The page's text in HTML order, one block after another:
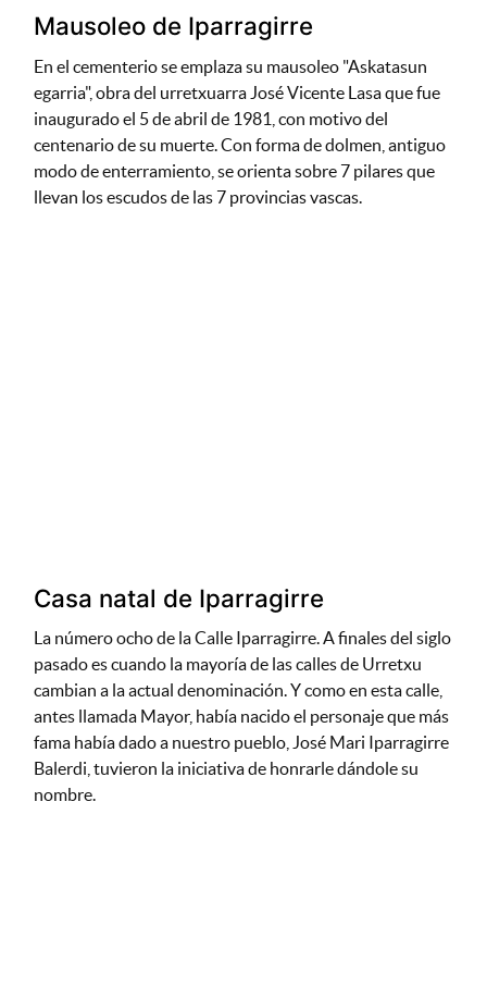
Mausoleo de Iparragirre
En el cementerio se emplaza su mausoleo "Askatasun
egarria", obra del urretxuarra José Vicente Lasa que fue
inaugurado el 5 de abril de 1981, con motivo del
centenario de su muerte. Con forma de dolmen, antiguo
modo de enterramiento, se orienta sobre 7 pilares que
llevan los escudos de las 7 provincias vascas.
Casa natal de Iparragirre
La número ocho de la Calle Iparragirre. A finales del siglo
pasado es cuando la mayoría de las calles de Urretxu
cambian a la actual denominación. Y como en esta calle,
antes llamada Mayor, había nacido el personaje que más
fama había dado a nuestro pueblo, José Mari Iparragirre
Balerdi, tuvieron la iniciativa de honrarle dándole su
nombre.